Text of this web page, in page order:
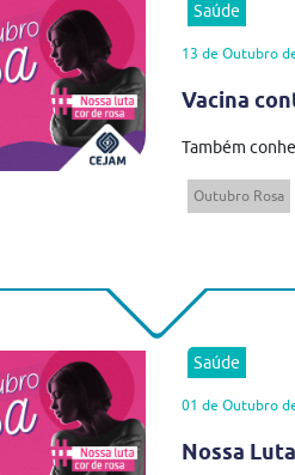
Saúde
13 de Outubro
Vacina
Também
Outubro Rosa
Saúde
01 de Outubro
Nossa